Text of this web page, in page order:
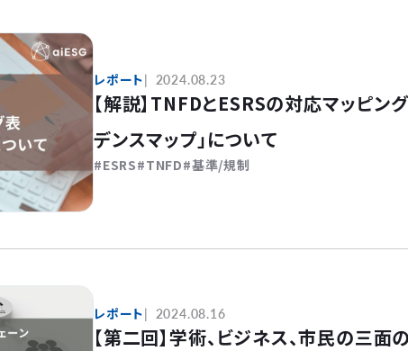
レポート 2024.08.23
【解説】TNFDとESRSの対応マッピン
デンスマップ」について
ESRS TNFD 基準/規制
レポート 2024.08.16
【第二回】学術、ビジネス、市民の三